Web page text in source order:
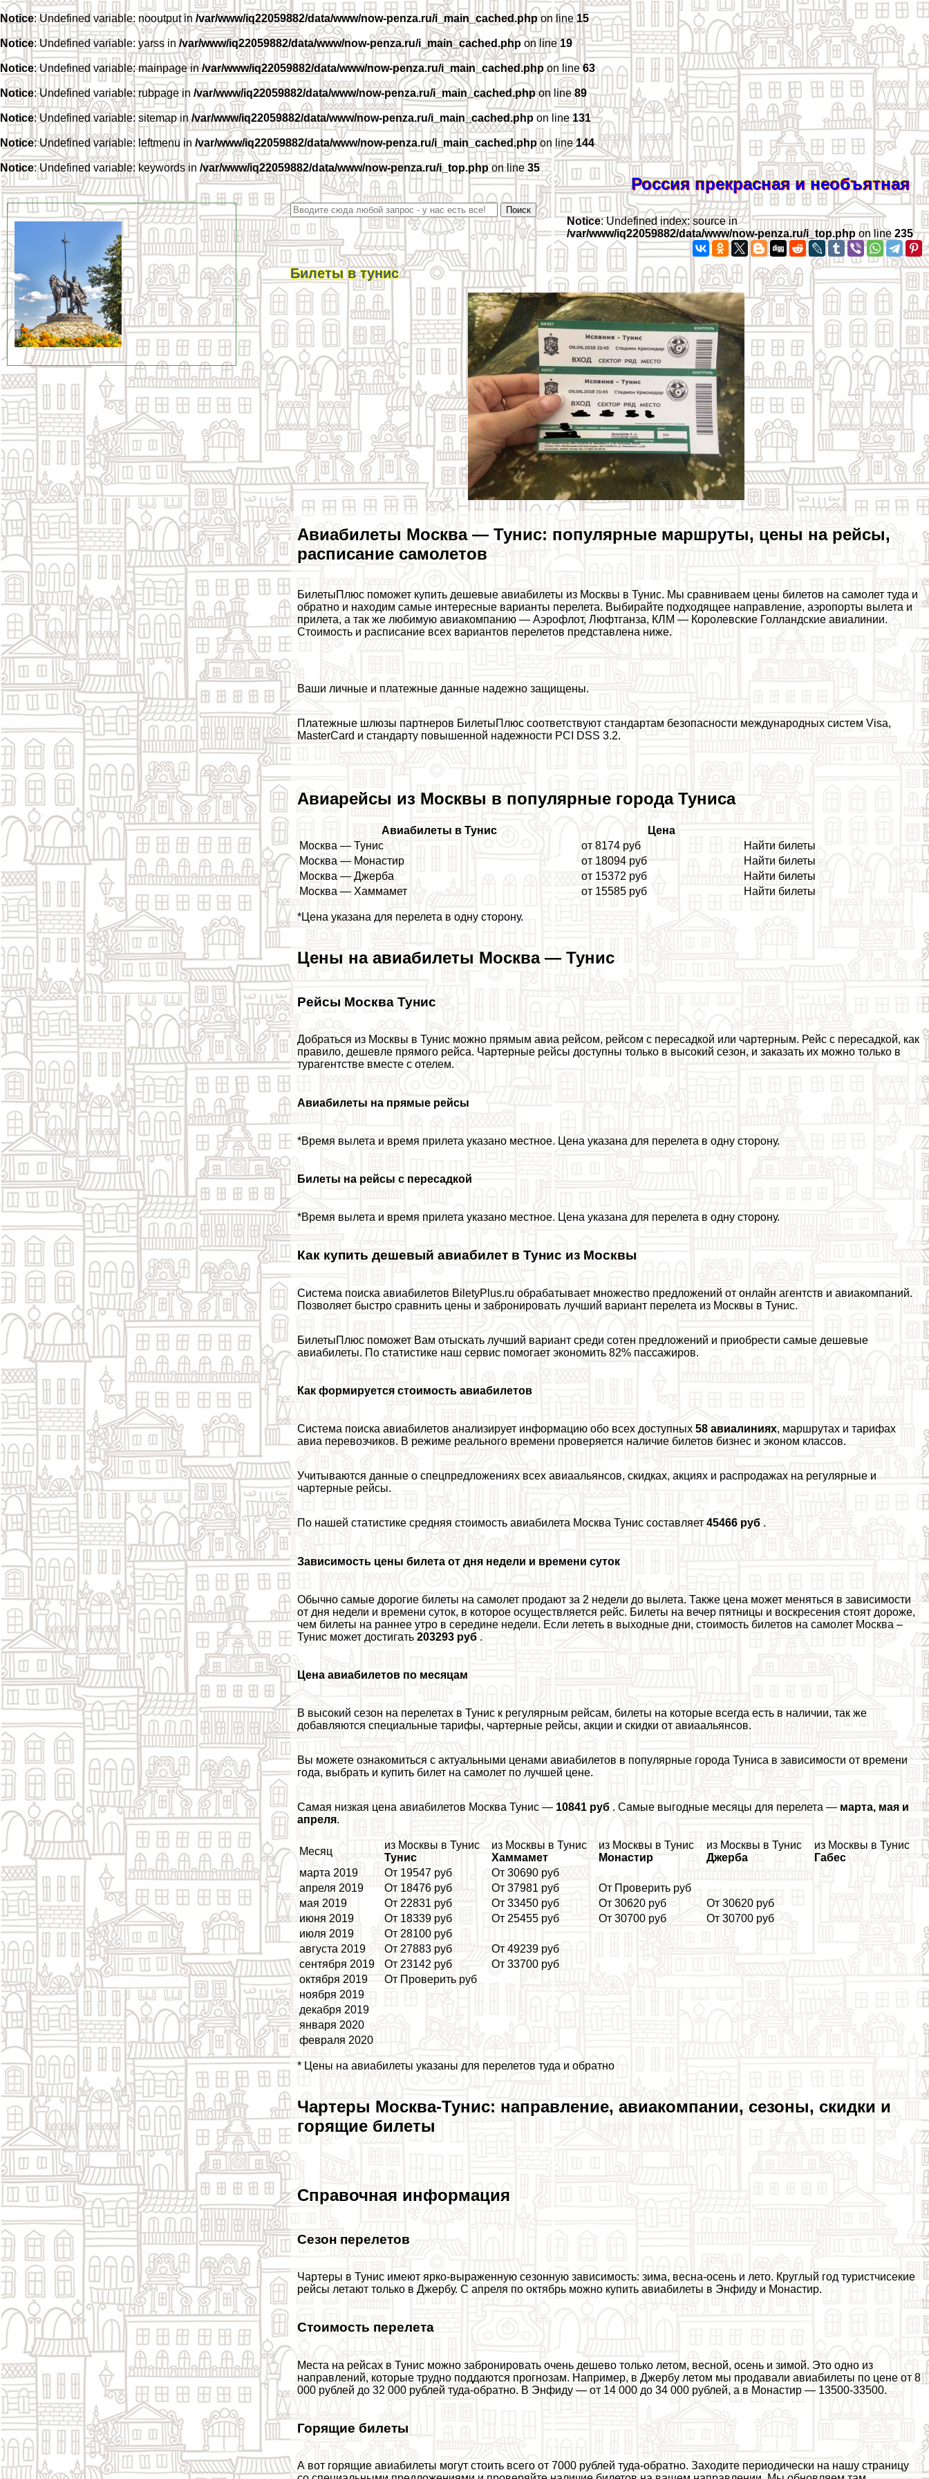
Notice: Undefined variable: nooutput in /var/www/iq22059882/data/www/now-penza.ru/i_main_cached.phpon line15
Notice: Undefined variable: yarss in /var/www/iq22059882/data/www/now-penza.ru/i_main_cached.php on line19
Notice: Undefined variable: mainpage in/var/www/iq22059882/data/www/now-penza.ru/i_main_cached.phpon line63
Notice: Undefined variable: rubpage in /var/www/iq22059882/data/www/now-penza.ru/i_main_cached.phpon line89
Notice: Undefined variable: sitemap in/var/www/iq22059882/data/www/now-penza.ru/i_main_cached.php on line131
Notice: Undefined variable: leftmenu in /var/www/iq22059882/data/www/now-penza.ru/i_main_cached.phpon line144
Notice: Undefined variable: keywords in /var/www/iq22059882/data/www/now-penza.ru/i_top.phpon line35
Россия прекрасная и необъятная
Notice: Undefined index: source in
/var/www/iq22059882/data/www/now-penza.ru/i_top.php on line235
Билеты в тунис
Авиабилеты Москва — Тунис: популярные маршруты, цены на рейсы,
расписание самолетов
БилетыПлюс поможет купить дешевые авиабилеты из Москвы в Тунис. Мы сравниваем цены билетов на самолет туда и
обратно и находим самые интересные варианты перелета. Выбирайте подходящее направление, аэропорты вылета и
прилета, а так же любимую авиакомпанию — Аэрофлот, Люфтганза, КЛМ — Королевские Голландские авиалинии.
Стоимость и расписание всех вариантов перелетов представлена ниже.
Ваши личные и платежные данные надежно защищены.
Платежные шлюзы партнеров БилетыПлюс соответствуют стандартам безопасности международных систем Visa,
MasterCard и стандарту повышенной надежности PCI DSS 3.2.
Авиарейсы из Москвы в популярные города Туниса
Авиабилеты в Тунис
Цена
Москва — Тунис
от 8174 руб
Найти билеты
Москва — Монастир
от 18094 руб
Найти билеты
Москва — Джерба
от 15372 руб
Найти билеты
Москва — Хаммамет
от 15585 руб Найти билеты
*Цена указана для перелета в одну сторону.
Цены на авиабилеты Москва — Тунис
Рейсы Москва Тунис
Добраться из Москвы в Тунис можно прямым авиа рейсом, рейсом с пересадкой или чартерным. Рейс с пересадкой, как
правило, дешевле прямого рейса. Чартерные рейсы доступны только в высокий сезон, и заказать их можно только в
турагентстве вместе с отелем.
Авиабилеты на прямые рейсы
*Время вылета и время прилета указано местное. Цена указана для перелета в одну сторону.
Билеты на рейсы с пересадкой
*Время вылета и время прилета указано местное. Цена указана для перелета в одну сторону.
Как купить дешевый авиабилет в Тунис из Москвы
Система поиска авиабилетов BiletyPlus.ru обpaбатывает множество предложений от онлайн агентств и авиакомпаний.
Позволяет быстро сравнить цены и забронировать лучший вариант перелета из Москвы в Тунис.
БилетыПлюс поможет Вам отыскать лучший вариант среди сотен предложений и приобрести самые дешевые
авиабилеты. По статистике наш сервис помогает экономить 82% пассажиров.
Как формируется стоимость авиабилетов
Система поиска авиабилетов анализирует информацию обо всех доступных58 авиалиниях, маршрутах и тарифах
авиа перевозчиков. В режиме реального времени проверяется наличие билетов бизнес и эконом классов.
Учитываются данные о спецпредложениях всех авиаальянсов, скидках, акциях и распродажах на регулярные и
чартерные рейсы.
По нашей статистике средняя стоимость авиабилета Москва Тунис составляет45466 руб .
Зависимость цены билета от дня недели и времени суток
Обычно самые дорогие билеты на самолет продают за 2 недели до вылета. Также цена может меняться в зависимости
от дня недели и времени суток, в которое осуществляется рейс. Билеты на вечер пятницы и воскресения стоят дороже,
чем билеты на раннее утро в середине недели. Если лететь в выходные дни, стоимость билетов на самолет Москва –
Тунис может достигать203293 руб .
Цена авиабилетов по месяцам
В высокий сезон на перелетах в Тунис к регулярным рейсам, билеты на которые всегда есть в наличии, так же
добавляются специальные тарифы, чартерные рейсы, акции и скидки от авиаальянсов.
Вы можете ознакомиться с актуальными ценами авиабилетов в популярные города Туниса в зависимости от времени
года, выбрать и купить билет на самолет по лучшей цене.
Самая низкая цена авиабилетов Москва Тунис — 10841 руб . Самые выгодные месяцы для перелета — марта, мая и
апреля.
Месяц
из Москвы в Тунис
Тунис
из Москвы в Тунис
Хаммамет
из Москвы в Тунис
Монастир
из Москвы в Тунис
Джерба
из Москвы в Тунис
Габес
марта 2019
От 19547 руб
От 30690 руб
апреля 2019
От 18476 руб От 37981 руб
От Проверить руб
мая 2019
От 22831 руб От 33450 руб От 30620 руб
От 30620 руб
июня 2019
От 18339 руб От 25455 руб От 30700 руб
От 30700 руб
июля 2019
От 28100 руб
августа 2019
От 27883 руб
От 49239 руб
сентября 2019
От 23142 руб
От 33700 руб
октября 2019
От Проверить руб
ноября 2019
декабря 2019
января 2020
февраля 2020
* Цены на авиабилеты указаны для перелетов туда и обратно
Чартеры Москва-Тунис: направление, авиакомпании, сезоны, скидки и
горящие билеты
Справочная информация
Сезон перелетов
Чартеры в Тунис имеют ярко-выраженную сезонную зависимость: зима, весна-осень и лето. Круглый год туристчисекие
рейсы летают только в Джербу. С апреля по октябрь можно купить авиабилеты в Энфиду и Монастир.
Стоимость перелета
Места на рейсах в Тунис можно забронировать очень дешево только летом, весной, осень и зимой. Это одно из
направлений, которые трудно поддаются прогнозам. Например, в Джербу летом мы продавали авиабилеты по цене от 8
000 рублей до 32 000 рублей туда-обратно. В Энфиду — от 14 000 до 34 000 рублей, а в Монастир — 13500-33500.
Горящие билеты
А вот горящие авиабилеты могут стоить всего от 7000 рублей туда-обратно. Заходите периодически на нашу страницу